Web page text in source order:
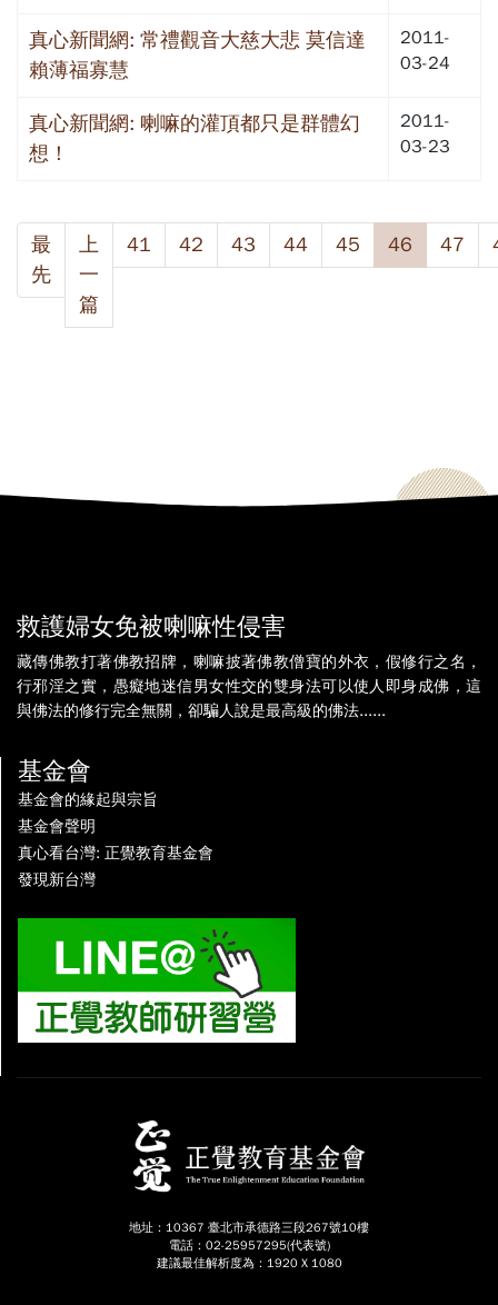
真心新聞網: 常禮觀音大慈大悲 莫信達
賴薄福寡慧
2011-
03-24
真心新聞網: 喇嘛的灌頂都只是群體幻
想！
2011-
03-23
最
先
上
一
篇
41 42 43 44 45 46 47
救護婦女免被喇嘛性侵害
藏傳佛教打著佛教招牌，喇嘛披著佛教僧寶的外衣，假修行之名，
行邪淫之實，愚癡地迷信男女性交的雙身法可以使人即身成佛，這
與佛法的修行完全無關，卻騙人說是最高級的佛法......
基金會
基金會的緣起與宗旨
基金會聲明
真心看台灣: 正覺教育基金會
發現新台灣
地址：10367 臺北市承德路三段267號10樓
電話：02-25957295(代表號)
建議最佳解析度為：1920 X 1080